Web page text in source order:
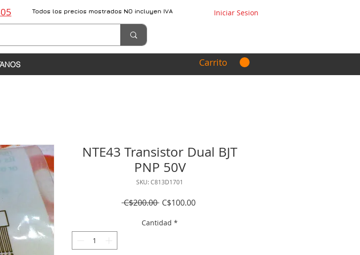
Todos los precios mostrados NO incluyen IVA Iniciar Sesion
Carrito
NTE43 Transistor Dual BJT
PNP 50V
SKU: C813D1701
C$200.00 Precio
C$100.00Precio
Cantidad *